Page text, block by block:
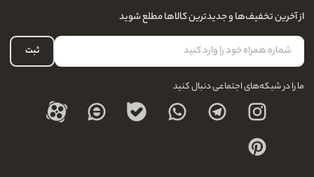
نحوه ارسال کالا
نحوه بازگشت کالا
درباره ما
لیست علاقه‌مندی
حساب کاربری
از آخرین تخفیف‌ها و جدیدترین کالاها مطلع شوید
ثبت
ما را در شبکه‌های اجتماعی دنبال کنید